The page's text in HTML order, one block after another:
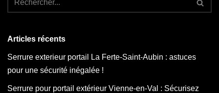
Articles récents
Serrure exterieur portail La Ferte-Saint-Aubin : astuces
pour une sécurité inégalée !
Serrure pour portail extérieur Vienne-en-Val : Sécurisez